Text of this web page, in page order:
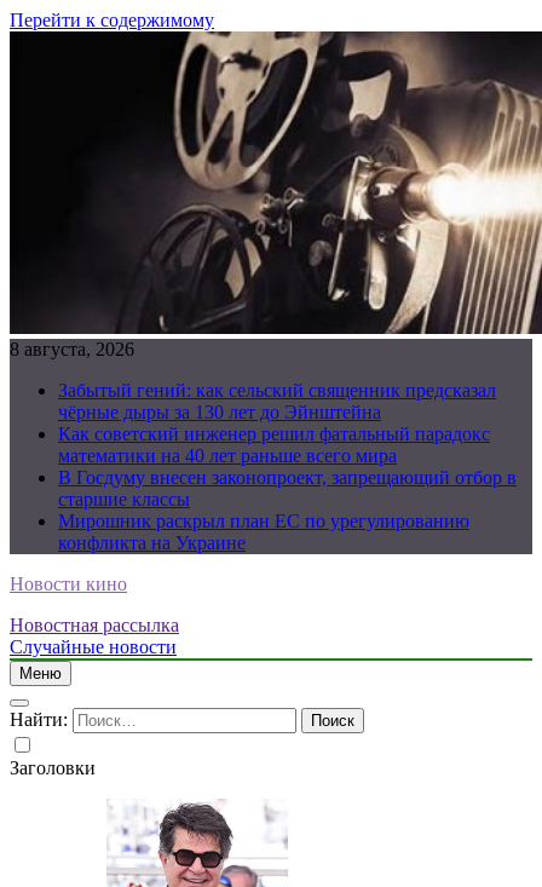
Перейти к содержимому
8 августа, 2026
Забытый гений: как сельский священник предсказал
чёрные дыры за 130 лет до Эйнштейна
Как советский инженер решил фатальный парадокс
математики на 40 лет раньше всего мира
В Госдуму внесен законопроект, запрещающий отбор в
старшие классы
Мирошник раскрыл план ЕС по урегулированию
конфликта на Украине
Новости кино
Новостная рассылка
Случайные новости
Меню
Найти:
Заголовки